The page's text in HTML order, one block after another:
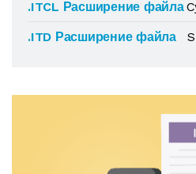
.ITCL Расширение файла
.ITD Расширение файла